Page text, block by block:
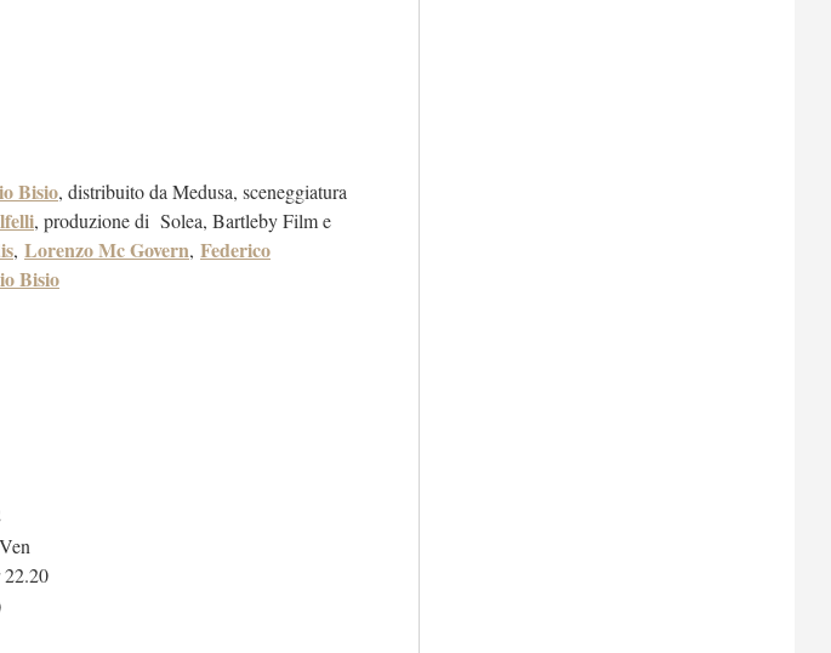
Bisio, distribuito da Medusa, sceneggiatura
, produzione di Solea, Bartleby Film e
, Lorenzo Mc Govern, Federico
Bisio